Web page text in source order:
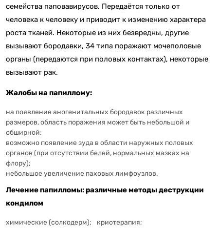
семейства паповавирусов. Передаётся только от
человека к человеку и приводит к изменению характера
роста тканей. Некоторые из них безвредны, другие
вызывают бородавки, 34 типа поражают мочеполовые
органы (передаются при половых контактах), некоторые
вызывают рак.
Жалобы на папиллому:
на появление аногенитальных бородавок различных
размеров, область поражения может быть небольшой и
обширной;
возможно появление зуда в области наружных половых
органов (при отсутствии белей, нормальных мазках на
флору);
небольшое увеличение паховых лимфоузлов.
Лечение папилломы: различные методы деструкции
кондилом
химические (солкодерм);
криотерапия;